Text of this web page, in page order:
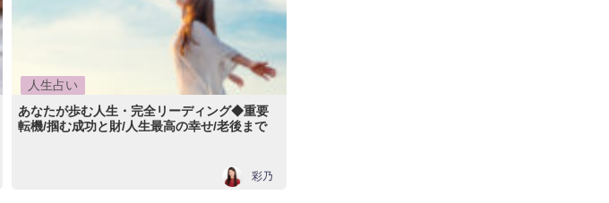
人生占い
あなたが歩む人生・完全リーディング◆重要
転機/掴む成功と財/人生最高の幸せ/老後まで
彩乃